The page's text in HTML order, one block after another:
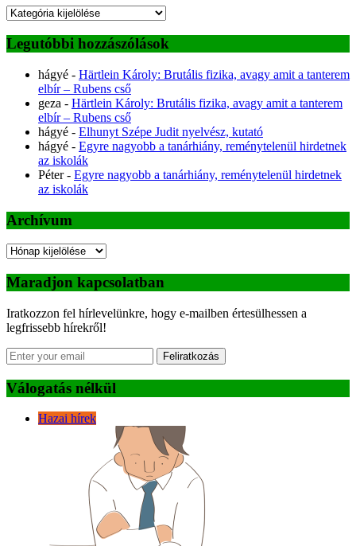
Kategóriák
Legutóbbi hozzászólások
hágyé - Härtlein Károly: Brutális fizika, avagy amit a tanterem
elbír – Rubens cső
geza - Härtlein Károly: Brutális fizika, avagy amit a tanterem
elbír – Rubens cső
hágyé - Elhunyt Szépe Judit nyelvész, kutató
hágyé - Egyre nagyobb a tanárhiány, reménytelenül hirdetnek
az iskolák
Péter- Egyre nagyobb a tanárhiány, reménytelenül hirdetnek
az iskolák
Archívum
Archívum
Maradjon kapcsolatban
Iratkozzon fel hírlevelünkre, hogy e-mailben értesülhessen a
legfrissebb hírekről!
Feliratkozás
Válogatás nélkül
Hazai hírek